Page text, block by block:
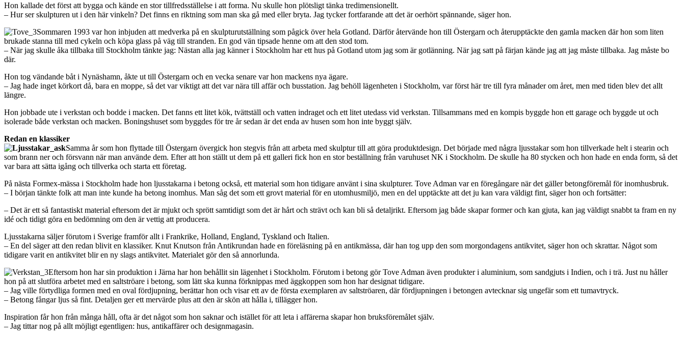
Hon kallade det först att bygga och kände en stor tillfredsställelse i att forma. Nu skulle hon plötsligt tänka tredimensionellt.
– Hur ser skulpturen ut i den här vinkeln? Det finns en riktning som man ska gå med eller bryta. Jag tycker fortfarande att det är oerhört spännande, säger hon.
Sommaren 1993 var hon inbjuden att medverka på en skulpturutställning som pågick över hela Gotland. Därför återvände hon till Östergarn och återupptäckte den gamla macken där hon som liten
brukade stanna till med cykeln och köpa glass på väg till stranden. En god vän tipsade henne om att den stod tom.
– När jag skulle åka tillbaka till Stockholm tänkte jag: Nästan alla jag känner i Stockholm har ett hus på Gotland utom jag som är gotlänning. När jag satt på färjan kände jag att jag måste tillbaka. Jag måste bo
där.
Hon tog vändande båt i Nynäshamn, åkte ut till Östergarn och en vecka senare var hon mackens nya ägare.
– Jag hade inget körkort då, bara en moppe, så det var viktigt att det var nära till affär och busstation. Jag behöll lägenheten i Stockholm, var först här tre till fyra månader om året, men med tiden blev det allt
längre.
Hon jobbade ute i verkstan och bodde i macken. Det fanns ett litet kök, tvättställ och vatten indraget och ett litet utedass vid verkstan. Tillsammans med en kompis byggde hon ett garage och byggde ut och
isolerade både verkstan och macken. Boningshuset som byggdes för tre år sedan är det enda av husen som hon inte byggt själv.
Redan en klassiker
Samma år som hon flyttade till Östergarn övergick hon stegvis från att arbeta med skulptur till att göra produktdesign. Det började med några ljusstakar som hon tillverkade helt i stearin och
som brann ner och försvann när man använde dem. Efter att hon ställt ut dem på ett galleri fick hon en stor beställning från varuhuset NK i Stockholm. De skulle ha 80 stycken och hon hade en enda form, så det
var bara att sätta igång och tillverka och starta ett företag.
På nästa Formex-mässa i Stockholm hade hon ljusstakarna i betong också, ett material som hon tidigare använt i sina skulpturer. Tove Adman var en föregångare när det gäller betongföremål för inomhusbruk.
– I början tänkte folk att man inte kunde ha betong inomhus. Man såg det som ett grovt material för en utomhusmiljö, men en del upptäckte att det ju kan vara väldigt fint, säger hon och fortsätter:
– Det är ett så fantastiskt material eftersom det är mjukt och sprött samtidigt som det är hårt och strävt och kan bli så detaljrikt. Eftersom jag både skapar former och kan gjuta, kan jag väldigt snabbt ta fram en ny
idé och tidigt göra en bedömning om den är vettig att producera.
Ljusstakarna säljer förutom i Sverige framför allt i Frankrike, Holland, England, Tyskland och Italien.
– En del säger att den redan blivit en klassiker. Knut Knutson från Antikrundan hade en föreläsning på en antikmässa, där han tog upp den som morgondagens antikvitet, säger hon och skrattar. Något som
tidigare varit en antikvitet blir en ny slags antikvitet. Materialet gör den så annorlunda.
Eftersom hon har sin produktion i Järna har hon behållit sin lägenhet i Stockholm. Förutom i betong gör Tove Adman även produkter i aluminium, som sandgjuts i Indien, och i trä. Just nu håller
hon på att slutföra arbetet med en saltströare i betong, som lätt ska kunna förknippas med äggkoppen som hon har designat tidigare.
– Jag ville förtydliga formen med en oval fördjupning, berättar hon och visar ett av de första exemplaren av saltströaren, där fördjupningen i betongen avtecknar sig ungefär som ett tumavtryck.
– Betong fångar ljus så fint. Detaljen ger ett mervärde plus att den är skön att hålla i, tillägger hon.
Inspiration får hon från många håll, ofta är det något som hon saknar och istället för att leta i affärerna skapar hon bruksföremålet själv.
– Jag tittar nog på allt möjligt egentligen: hus, antikaffärer och designmagasin.